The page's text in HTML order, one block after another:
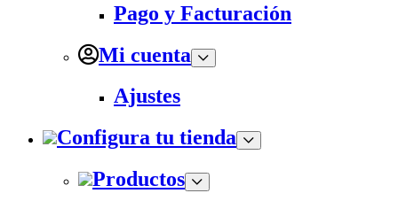
Pago y Facturación
Mi cuenta
Ajustes
Configura tu tienda
Productos